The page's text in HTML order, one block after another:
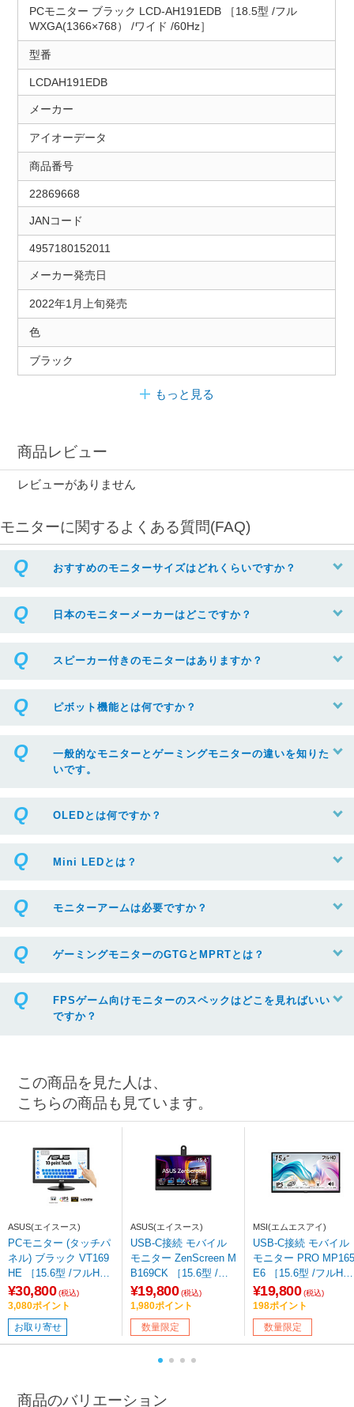
PCモニター ブラック LCD-AH191EDB ［18.5型 /フル
WXGA(1366×768） /ワイド /60Hz］
型番
LCDAH191EDB
メーカー
アイオーデータ
商品番号
22869668
JANコード
4957180152011
メーカー発売日
2022年1月上旬発売
色
ブラック
もっと見る
商品レビュー
レビューがありません
モニターに関するよくある質問(FAQ)
おすすめのモニターサイズはどれくらいですか？
日本のモニターメーカーはどこですか？
スピーカー付きのモニターはありますか？
ピボット機能とは何ですか？
一般的なモニターとゲーミングモニターの違いを知りた
いです。
OLEDとは何ですか？
Mini LEDとは？
モニターアームは必要ですか？
ゲーミングモニターのGTGとMPRTとは？
FPSゲーム向けモニターのスペックはどこを見ればいい
ですか？
この商品を見た人は、
こちらの商品も見ています。
ASUS(エイスース)
PCモニター (タッチパ
ネル) ブラック VT169
HE ［15.6型 /フルHD
(1920×1080) /ワイド /6
1Hz］
¥30,800 (税込)
3,080ポイント
お取り寄せ
ASUS(エイスース)
USB-C接続 モバイル
モニター ZenScreen M
B169CK ［15.6型 /フ
ルHD(1920×1080) /ワ
イド /60Hz］ 【sof00
1】
¥19,800 (税込)
1,980ポイント
数量限定
MSI(エムエスアイ)
USB-C接続 モバイル
モニター PRO MP165
E6 ［15.6型 /フル
920×1080) /ワイド /
Hz］ 【sof001】
¥19,800 (税込)
198ポイント
数量限定
商品のバリエーション